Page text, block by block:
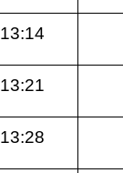
13:14
13:21
13:28